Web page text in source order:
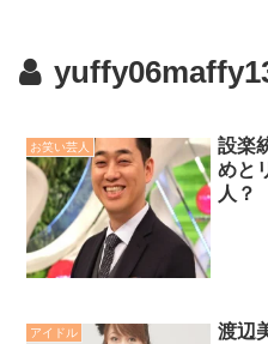
お笑い芸人
設楽
めと
人？
アイドル
渡辺